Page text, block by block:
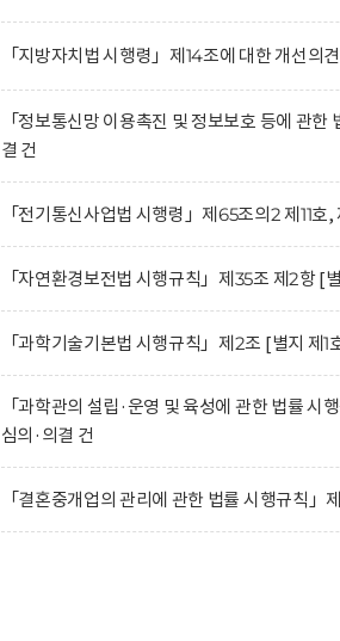
「지방자치법 시행령」제14조에 대한 개선의
「정보통신망 이용촉진 및 정보보호 등에 관
결 건
「전기통신사업법 시행령」제65조의2 제11
「자연환경보전법 시행규칙」제35조 제2항 [
「과학기술기본법 시행규칙」제2조 [별지 제
「과학관의 설립·운영 및 육성에 관한 법률
심의·의결 건
「결혼중개업의 관리에 관한 법률 시행규칙」